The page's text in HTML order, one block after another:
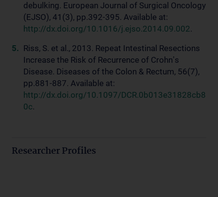
debulking. European Journal of Surgical Oncology
(EJSO), 41(3), pp.392-395. Available at:
http://dx.doi.org/10.1016/j.ejso.2014.09.002.
Riss, S. et al., 2013. Repeat Intestinal Resections
Increase the Risk of Recurrence of Crohnʼs
Disease. Diseases of the Colon & Rectum, 56(7),
pp.881-887. Available at:
http://dx.doi.org/10.1097/DCR.0b013e31828cb8
0c.
Researcher Profiles